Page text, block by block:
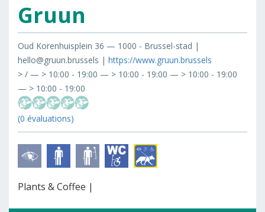
Gruun
Oud Korenhuisplein 36 — 1000 - Brussel-stad |
hello@gruun.brussels | https://www.gruun.brussels
> / — > 10:00 - 19:00 — > 10:00 - 19:00 — > 10:00 - 19:00
— > 10:00 - 19:00
(0 évaluations)
Plants & Coffee |
Alle
categorieën